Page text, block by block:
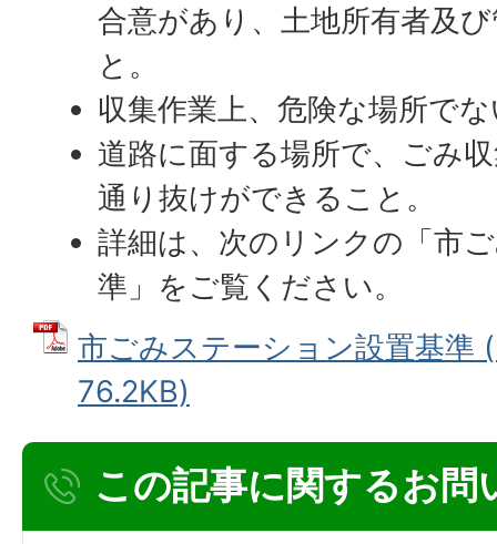
合意があり、土地所有者及
と。
収集作業上、危険な場所で
道路に面する場所で、ごみ
通り抜けができること。
詳細は、次のリンクの「市
準」をご覧ください。
市ごみステーション設置基準
76.2KB)
この記事に関するお問